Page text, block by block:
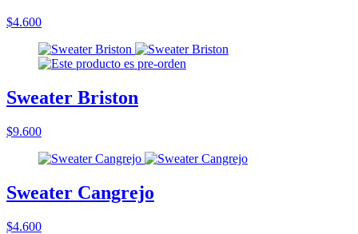
$4.600
Sweater Briston
$9.600
Sweater Cangrejo
$4.600